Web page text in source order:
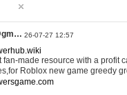
26-07-27 12:57
made resource with a profit
Roblox new game greedy